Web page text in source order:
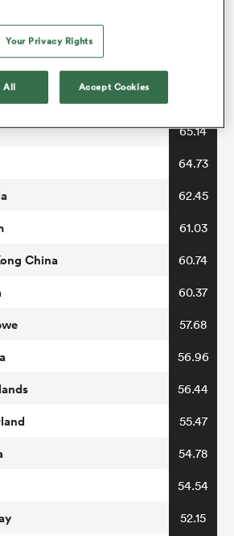
65.14
64.73
62.45
61.03
China 60.74
60.37
57.68
56.96
56.44
55.47
54.78
54.54
52.15
Your Privacy Rights
All Accept Cookies